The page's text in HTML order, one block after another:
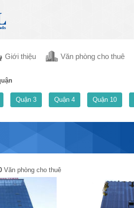
Giới thiệu Văn phòng cho thuê
Quận 3 Quận 4 Quận 10
Văn phòng cho thuê